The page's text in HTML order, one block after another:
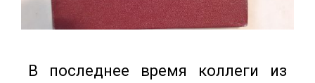
В последнее время коллеги из